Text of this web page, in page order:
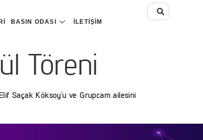
BASIN ODASI İLETIŞIM
Töreni
Saçak Köksoy’u ve Grupcam ailesini